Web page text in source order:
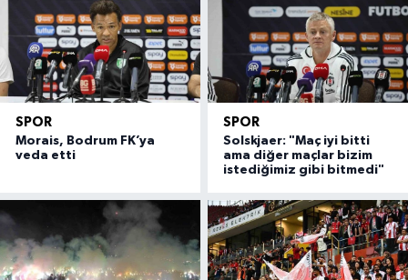
SPOR
Morais, Bodrum FK’ya
veda etti
SPOR
Solskjaer: "Maç iyi bitti
ama diğer maçlar bizim
istediğimiz gibi bitmedi"